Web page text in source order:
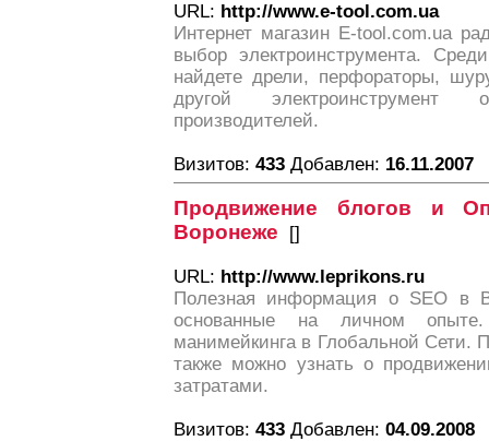
URL: http://www.e-tool.com.ua
Интернет магазин E-tool.com.ua
выбор электроинструмента.
найдете дрели, перфораторы,
другой
производителей.
Визитов: 433 Добавлен: 16.11.2007
Продвижение блогов и
Воронеже []
URL: http://www.leprikons.ru
Полезная информация о SEO в
основанные на личном опыте.
манимейкинга в Глобальной
также можно узнать о
затратами.
Визитов: 433 Добавлен: 04.09.2008